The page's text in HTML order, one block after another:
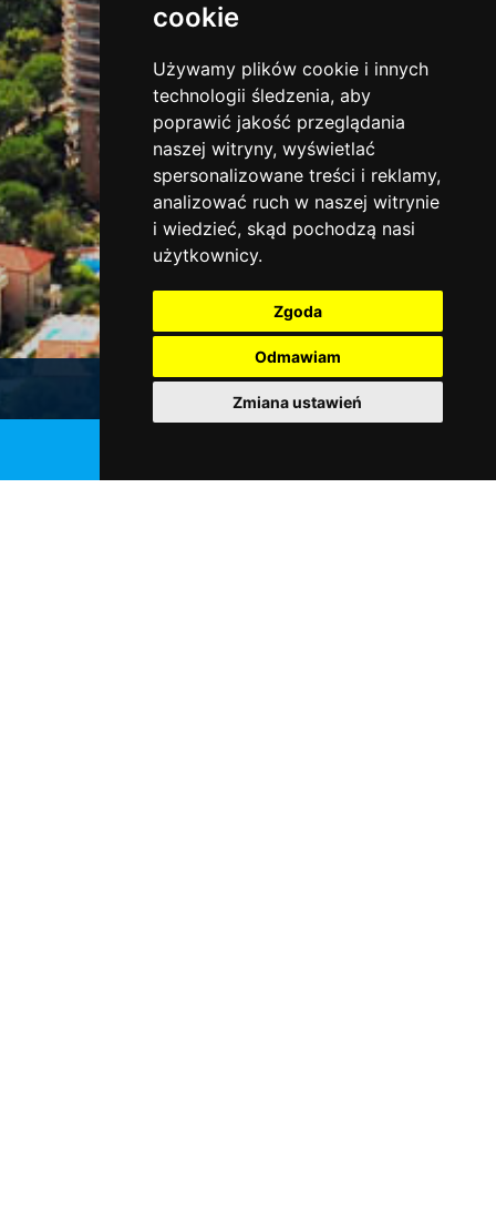
cookie
Używamy plików cookie i innych
technologii śledzenia, aby
poprawić jakość przeglądania
naszej witryny, wyświetlać
spersonalizowane treści i reklamy,
analizować ruch w naszej witrynie
i wiedzieć, skąd pochodzą nasi
użytkownicy.
Zgoda
Odmawiam
Zmiana ustawień
Galeria